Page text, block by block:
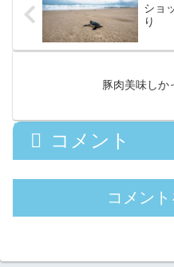
ショ
り
豚肉美味しか
コメント
コメン